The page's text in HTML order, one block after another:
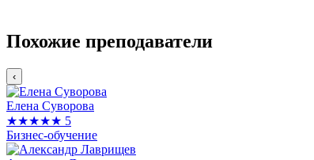
Похожие преподаватели
‹
Елена Суворова
★★★★★ 5
Бизнес-обучение